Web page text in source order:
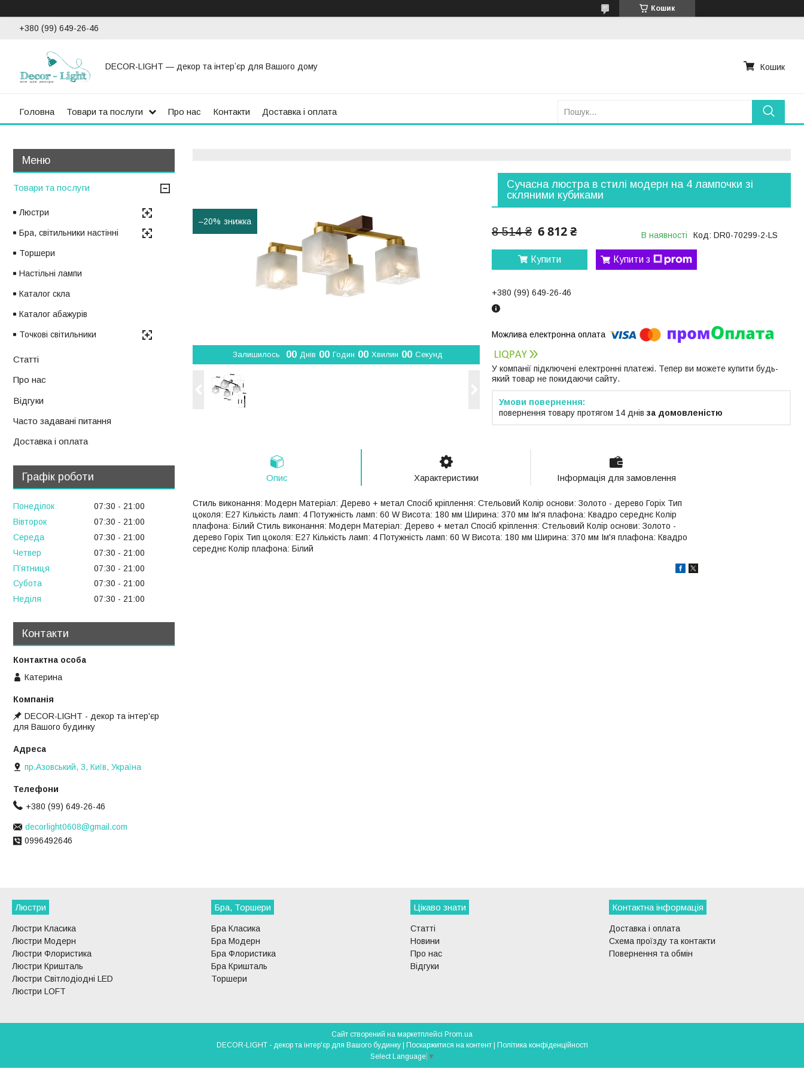
Кошик
+380 (99) 649-26-46
DECOR-LIGHT — декор та інтерʼєр для Вашого дому Кошик
Головна Товари та послуги Про нас Контакти Доставка і оплата
–20%
Залишилось 00 Днів 00 Годин 00 Хвилин 00 Секунд
Сучасна люстра в стилі модерн на 4 лампочки зі
скляними кубиками
8 514 ₴ 6 812 ₴ В наявності Код: DR0-70299-2-LS
Купити Купити з
+380 (99) 649-26-46
У компанії підключені електронні платежі. Тепер ви можете купити будь-
який товар не покидаючи сайту.
повернення товару протягом 14 днів за домовленістю
Опис Характеристики Інформація для замовлення
Стиль виконання: Модерн Матеріал: Дерево + метал Спосіб кріплення: Стельовий Колір основи: Золото - дерево Горіх Тип
цоколя: E27 Кількість ламп: 4 Потужність ламп: 60 W Висота: 180 мм Ширина: 370 мм Ім'я плафона: Квадро середнє Колір
плафона: Білий Стиль виконання: Модерн Матеріал: Дерево + метал Спосіб кріплення: Стельовий Колір основи: Золото -
дерево Горіх Тип цоколя: E27 Кількість ламп: 4 Потужність ламп: 60 W Висота: 180 мм Ширина: 370 мм Ім'я плафона: Квадро
середнє Колір плафона: Білий
Товари та послуги
Люстри
Бра, світильники настінні
Торшери
Настільні лампи
Каталог скла
Каталог абажурів
Точкові світильники
Статті
Про нас
Відгуки
Часто задавані питання
Доставка і оплата
Графік роботи
Понеділок 07:30
21:00
Вівторок
07:30
21:00
Середа
07:30
21:00
Четвер
07:30
21:00
Пʼятниця
07:30
21:00
Субота
07:30
21:00
Неділя
07:30 21:00
Контакти
Катерина
DECOR-LIGHT - декор та інтер'єр
для Вашого будинку
пр.Азовський, 3, Київ, Україна
+380 (99) 649-26-46
decorlight0608@gmail.com
0996492646
Люстри
Люстри Класика
Люстри Модерн
Люстри Флористика
Люстри Кришталь
Люстри Світлодіодні LED
Люстри LOFT
Бра, Торшери
Бра Класика
Бра Модерн
Бра Флористика
Бра Кришталь
Торшери
Цікаво знати
Статті
Новини
Про нас
Відгуки
Контактна інформація
Доставка і оплата
Схема проїзду та контакти
Повернення та обмін
Сайт створений на маркетплейсі Prom.ua
Поскаржитися на контент
Політика конфіденційності
Select Language ▼